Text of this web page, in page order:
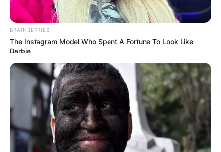
BRAINBERRIES
The Instagram Model Who Spent A Fortune To Look Like
Barbie